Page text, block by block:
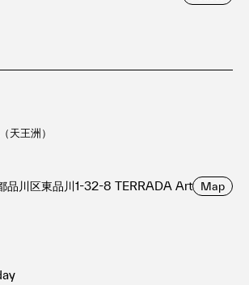
天王洲）
品川区東品川1-32-8 TERRADA Art
Map